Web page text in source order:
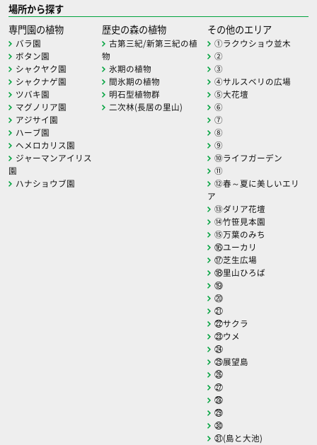
場所から探す
専門園の植物
バラ園
ボタン園
シャクヤク園
シャクナゲ園
ツバキ園
マグノリア園
アジサイ園
ハーブ園
ヘメロカリス園
ジャーマンアイリス
園
ハナショウブ園
歴史の森の植物
古第三紀/新第三紀の植
物
氷期の植物
間氷期の植物
明石型植物群
二次林(長居の里山)
その他のエリア
①ラクウショウ並木
②
③
④サルスベリの広場
⑤大花壇
⑥
⑦
⑧
⑨
⑩ライフガーデン
⑪
⑫春～夏に美しいエリ
ア
⑬ダリア花壇
⑭竹笹見本園
⑮万葉のみち
⑯ユーカリ
⑰芝生広場
⑱里山ひろば
⑲
⑳
㉑
㉒サクラ
㉓ウメ
㉔
㉕展望島
㉖
㉗
㉘
㉙
㉚
㉛(島と大池)